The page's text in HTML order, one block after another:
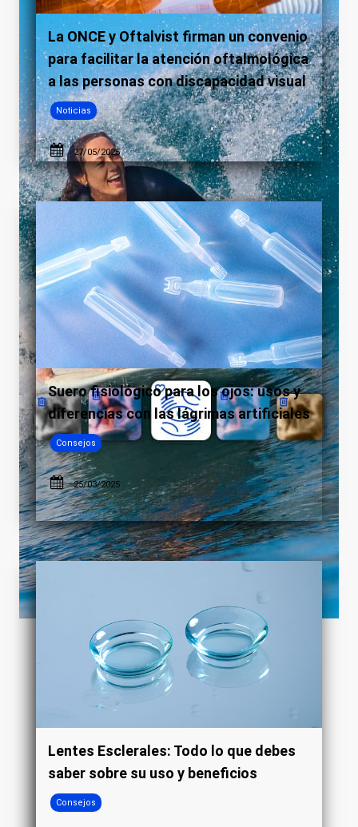
La ONCE y Oftalvist firman un convenio
para facilitar la atención oftalmológica
a las personas con discapacidad visual
Noticias
27/05/2025
Suero fisiológico para los ojos: usos y
diferencias con las lágrimas artificiales
Consejos
25/03/2025
Lentes Esclerales: Todo lo que debes
saber sobre su uso y beneficios
Consejos